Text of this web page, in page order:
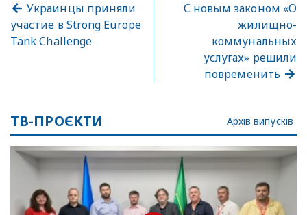
Украинцы приняли
участие в Strong Europe
Tank Challenge
С новым законом «О
жилищно-
коммунальных
услугах» решили
повременить
ТВ-ПРОЄКТИ Архів випусків